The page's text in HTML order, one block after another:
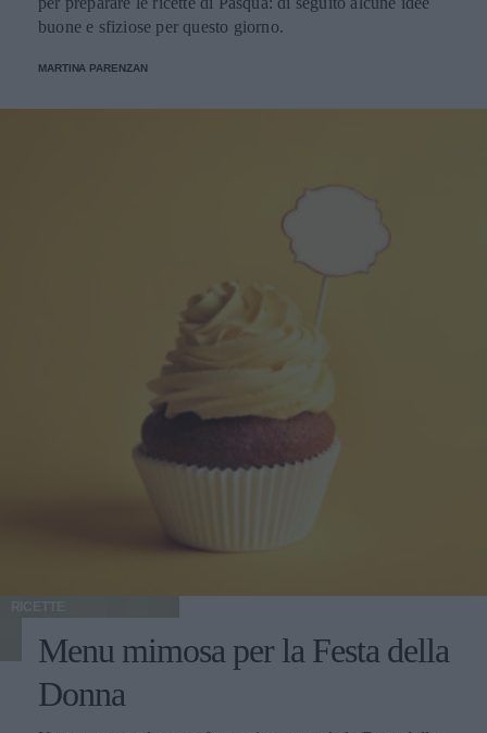
buone e sfiziose per questo giorno.
MARTINA PARENZAN
RICETTE
Menu mimosa per la Festa della
Donna